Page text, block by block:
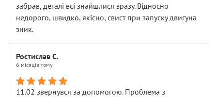
забрав, деталі всі знайшлися зразу. Відносно
недорого, швидко, якісно, свист при запуску двигуна
зник.
Ростислав С.
6 місяців тому
11.02 звернувся за допомогою. Проблема з